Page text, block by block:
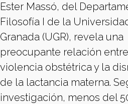
Ester Massó, del
Filosofía I de la
Granada (UGR), revela una
preocupante relación
violencia obstétrica y la
de la lactancia materna.
investigación, menos del